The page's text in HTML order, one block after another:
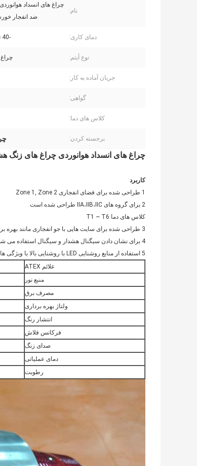
نام:
چراغ های انسداد
ضد انفجار
دمای کاری: -40 تا 50 درجه سانتی گراد
نوع آیتم:
جریان آماده به کار:
گواهی:
کلاس های دما:
برجسته کردن:
چراغ های انسداد هوانوردی چراغ های زنگ
کاربرد
1 طراحی شده برای فضای انفجاری Zone 1, Zone 2
2 برای گروه های IIA،IIB،IIC طراحی شده است
کلاس های دما T1 ~ T6
3 طراحی شده برای سایت هایی با جو انفجاری مانند بهره برداری نفت، پالایشگاه، ذخیره سازی، شیمی، پزشکی، تاسیسات نظامی و نظامی و غیره
4 برای نشان دادن سیگنال هشدار و سیگنال استفاده می شود
5 استفاده از منابع روشنایی LED با روشنایی بالا با ویژگی های مصرف انرژی کم، عمر طولانی و نگهداری رایگان
علائم ATEX
منبع نور
مصرف برق
ولتاژ بهره برداری
انتشار رنگ
فرکانس فلاش
صدای زنگ
دمای عملیاتی
رطوبت